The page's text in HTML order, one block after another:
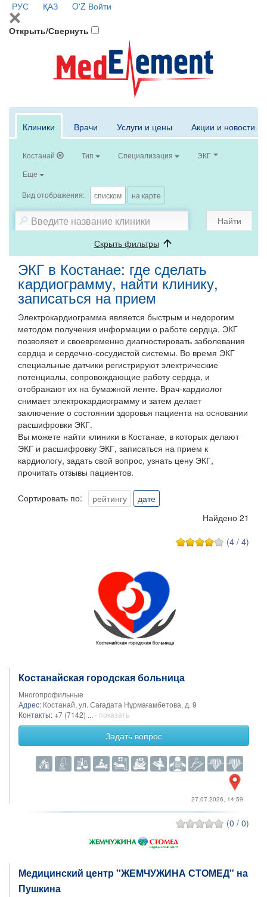
РУС ҚАЗ O'Z Войти
Открыть/Свернуть
Клиники Врачи Услуги и цены Акции и новости
Костанай Тип Специализация
ЭКГ
Еще
Вид отображения: списком на карте
Найти
Скрыть фильтры
ЭКГ в Костанае: где сделать
кардиограмму, найти клинику,
записаться на прием
Электрокардиограмма является быстрым и недорогим
методом получения информации о работе сердца. ЭКГ
позволяет и своевременно диагностировать заболевания
сердца и сердечно-сосудистой системы. Во время ЭКГ
специальные датчики регистрируют электрические
потенциалы, сопровождающие работу сердца, и
отображают их на бумажной ленте. Врач-кардиолог
снимает электрокардиограмму и затем делает
заключение о состоянии здоровья пациента на основании
расшифровки ЭКГ.
Вы можете найти клиники в Костанае, в которых делают
ЭКГ и расшифровку ЭКГ, записаться на прием к
кардиологу, задать свой вопрос, узнать цену ЭКГ,
прочитать отзывы пациентов.
Сортировать по: рейтингу
дате
Найдено 21
(4 / 4)
Костанайская городская больница
Многопрофильные
Адрес: Костанай, ​ул. Сағадата Нұрмағамбетова, д. 9
Контакты: +7 (7142) ... - показать
Задать вопрос
27.07.2026, 14:59
(0 / 0)
Медицинский центр "ЖЕМЧУЖИНА СТОМЕД" на
Пушкина